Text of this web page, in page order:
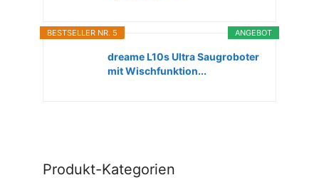
ANGEBOT
BESTSELLER NR. 5
dreame L10s Ultra Saugroboter
mit Wischfunktion...
Produkt-Kategorien